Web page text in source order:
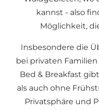
kannst - also
Möglichkeit,
Insbesondere die
bei privaten
Bed & Breakfast
als auch ohne
Privatsphäre und